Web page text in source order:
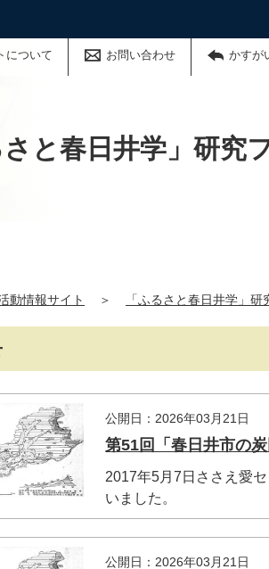
について お問い合わせ かすが
さと春日井学」研究
動情報サイト ＞ 「ふるさと春日井学」研
公開日：2026年03月21日
第51回「春日井市の
2017年5月7日ささえ愛
いました。
公開日：2026年03月21日